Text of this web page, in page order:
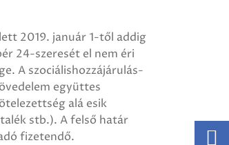
2019. január 1-től addig
24-szeresét el nem éri
A szociálishozzájárulás-
együttes
alá esik
stb.). A felső határ
fizetendő.